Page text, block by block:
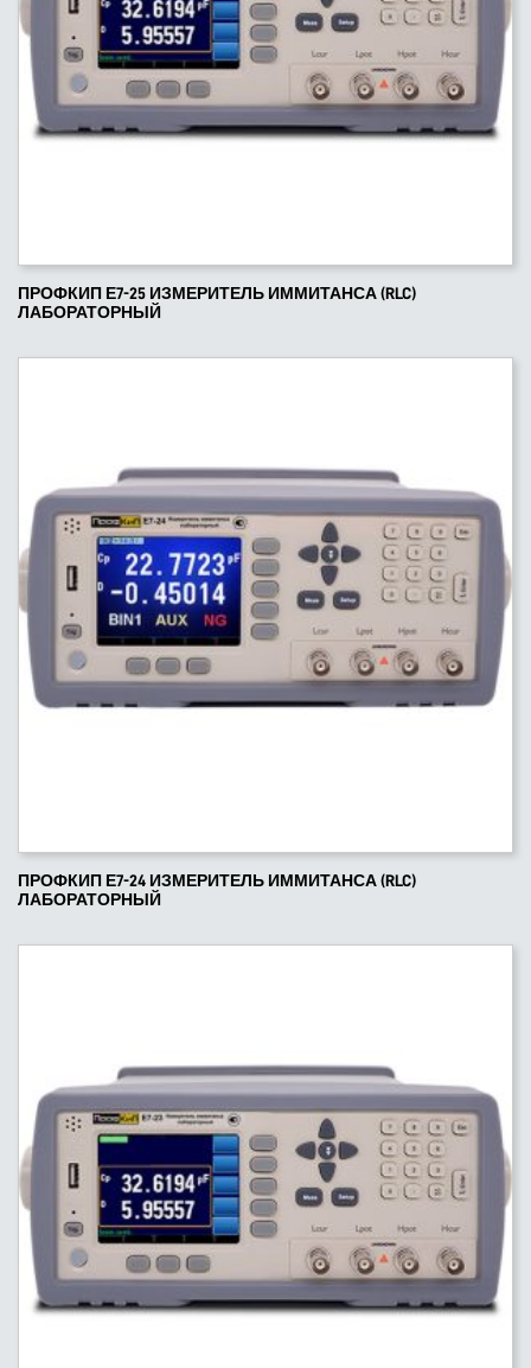
ПРОФКИП Е7-25 ИЗМЕРИТЕЛЬ ИММИТАНСА (RLC)
ЛАБОРАТОРНЫЙ
ПРОФКИП Е7-24 ИЗМЕРИТЕЛЬ ИММИТАНСА (RLC)
ЛАБОРАТОРНЫЙ